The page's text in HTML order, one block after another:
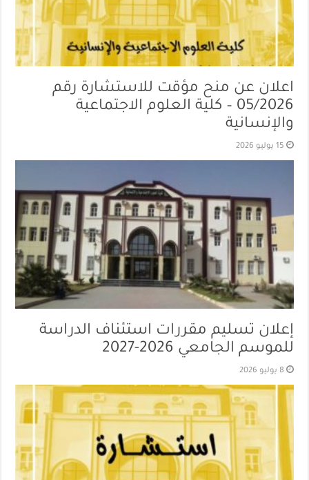
اعلان عن منح مؤقت للاستشارة رقم
05/2026 – كلية العلوم الاجتماعية
والإنسانية
15 يوليو 2026
إعلان تسليم مقررات استئناف الدراسة
للموسم الجامعي 2026-2027
8 يوليو 2026